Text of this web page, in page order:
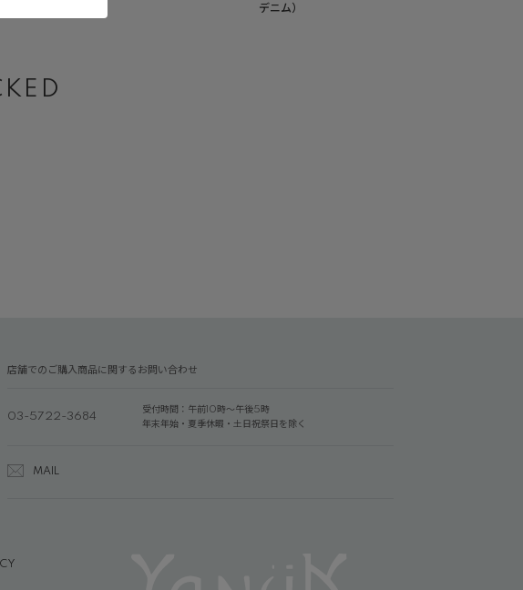
デニム）
店舗でのご購入商品に関するお問い合わせ
03-5722-3684
受付時間：午前10時～午後5時
年末年始・夏季休暇・土日祝祭日を除く
MAIL